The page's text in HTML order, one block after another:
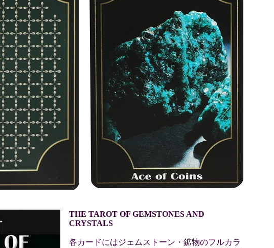
THE TAROT OF GEMSTONES AND
CRYSTALS
各カードにはジェムストーン・鉱物のフルカラ